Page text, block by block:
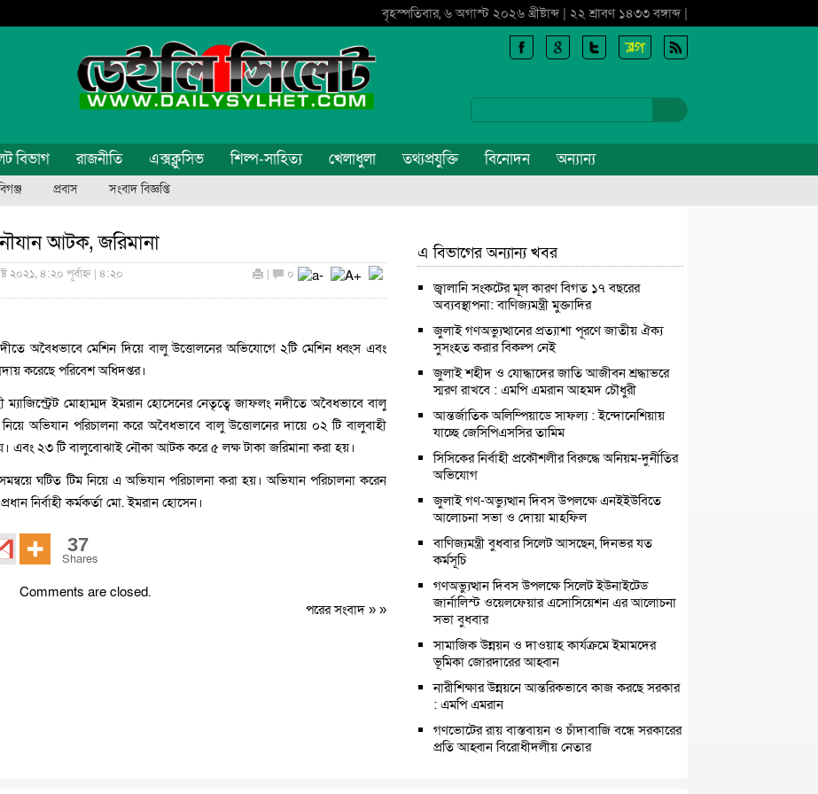
বৃহস্পতিবার, ৬ অগাস্ট ২০২৬ খ্রীষ্টাব্দ | ২২ শ্রাবণ ১৪৩৩ বঙ্গাব্দ |
বিভাগ রাজনীতি এক্সক্লুসিভ শিল্প-সাহিত্য খেলাধুলা তথ্যপ্রযুক্তি বিনোদন অন্যান্য
প্রবাস সংবাদ বিজ্ঞপ্তি
আটক, জরিমানা
২০২১, ৪:২০ পূর্বাহ্ন | ৪:২০
| ০
অবৈধভাবে মেশিন দিয়ে বালু উত্তোলনের অভিযোগে ২টি মেশিন ধ্বংস এবং
করেছে পরিবেশ অধিদপ্তর।
ম্যাজিস্ট্রেট মোহাম্মদ ইমরান হোসেনের নেতৃত্বে জাফলং নদীতে অবৈধভাবে বালু
অভিযান পরিচালনা করে অবৈধভাবে বালু উত্তোলনের দায়ে ০২ টি বালুবাহী
এবং ২৩ টি বালুবোঝাই নৌকা আটক করে ৫ লক্ষ টাকা জরিমানা করা হয়।
ঘটিত টিম নিয়ে এ অভিযান পরিচালনা করা হয়। অভিযান পরিচালনা করেন
নির্বাহী কর্মকর্তা মো. ইমরান হোসেন।
37
Shares
Comments are closed.
পরের সংবাদ » »
এ বিভাগের অন্যান্য খবর
জ্বালানি সংকটের মূল কারণ বিগত ১৭ বছরের
অব্যবস্থাপনা: বাণিজ্যমন্ত্রী মুক্তাদির
জুলাই গণঅভ্যুত্থানের প্রত্যাশা পূরণে জাতীয় ঐক্য
সুসংহত করার বিকল্প নেই
জুলাই শহীদ ও যোদ্ধাদের জাতি আজীবন শ্রদ্ধাভরে
স্মরণ রাখবে : এমপি এমরান আহমদ চৌধুরী
আন্তর্জাতিক অলিম্পিয়াডে সাফল্য : ইন্দোনেশিয়ায়
যাচ্ছে জেসিপিএসসির তামিম
সিসিকের নির্বাহী প্রকৌশলীর বিরুদ্ধে অনিয়ম-দুর্নীতির
অভিযোগ
জুলাই গণ-অভ্যুত্থান দিবস উপলক্ষে এনইইউবিতে
আলোচনা সভা ও দোয়া মাহফিল
বাণিজ্যমন্ত্রী বুধবার সিলেট আসছেন, দিনভর যত
কর্মসূচি
গণঅভ্যুত্থান দিবস উপলক্ষে সিলেট ইউনাইটেড
জার্নালিস্ট ওয়েলফেয়ার এসোসিয়েশন এর আলোচনা
সভা বুধবার
সামাজিক উন্নয়ন ও দাওয়াহ কার্যক্রমে ইমামদের
ভূমিকা জোরদারের আহ্বান
নারীশিক্ষার উন্নয়নে আন্তরিকভাবে কাজ করছে সরকার
: এমপি এমরান
গণভোটের রায় বাস্তবায়ন ও চাঁদাবাজি বন্ধে সরকারের
প্রতি আহ্বান বিরোধীদলীয় নেতার